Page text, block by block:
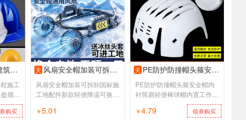
工定制
施工
领导
购买
天 风扇安全帽加装可拆卸国标施工地配件新款轻便降温可换锂电池
风扇安全帽加装可拆卸国标施
工地配件新款轻便降温可换锂
￥5.01
天 PE防护防撞帽头箍安全帽内衬简易轻便棒球帽内置工作帽壳印字
PE防护防撞帽头箍安全帽内
衬简易轻便棒球帽内置工作帽
￥4.79 领券购买